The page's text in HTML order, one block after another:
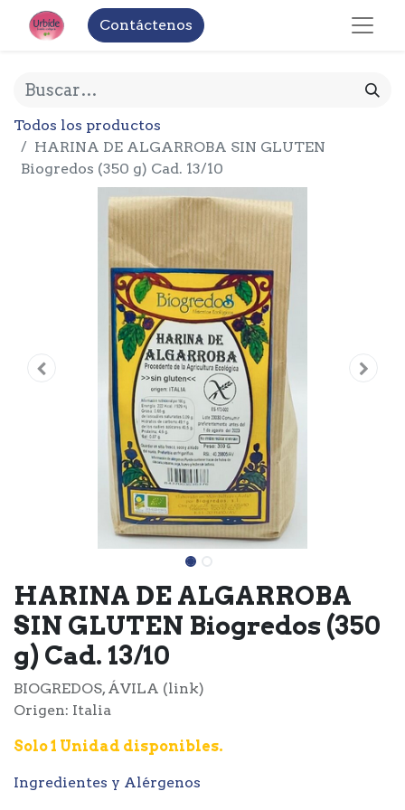
Contáctenos
Todos los productos
HARINA DE ALGARROBA SIN GLUTEN
Biogredos (350 g) Cad. 13/10
HARINA DE ALGARROBA
SIN GLUTEN Biogredos (350
g) Cad. 13/10
BIOGREDOS, ÁVILA (link)
Origen: Italia
Solo 1 Unidad disponibles.
Ingredientes y Alérgenos